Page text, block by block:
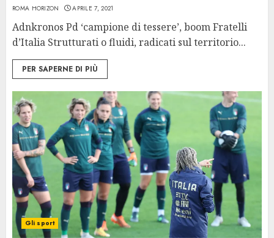
ROMA HORIZON APRILE 7, 2021
Adnkronos Pd ‘campione di tessere’, boom Fratelli
d’Italia Strutturati o fluidi, radicati sul territorio...
PER SAPERNE DI PIÙ
Gli sport